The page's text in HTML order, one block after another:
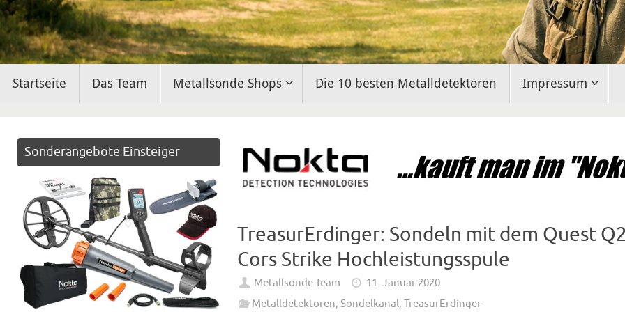
InhaltStartseite Das Team Metallsonde Shops Die 10 besten Metalldetektoren Impressum
TreasurErdinger: Sondeln mit dem Quest
Cors Strike Hochleistungsspule
Metallsonde Team
11. Januar 2020
Metalldetektoren, Sondelkanal,TreasurErdinger
Sonderangebote Einsteiger